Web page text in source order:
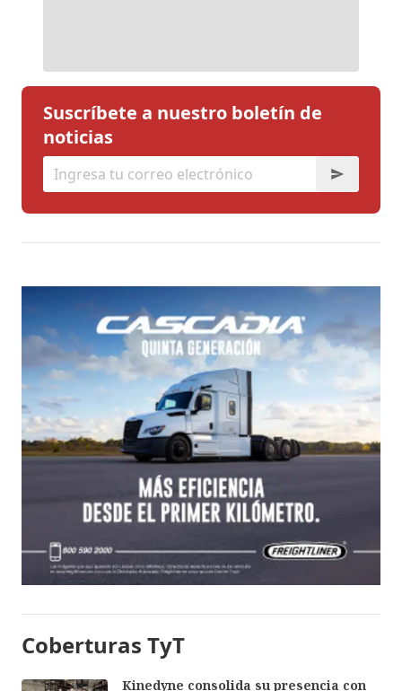
Suscríbete a nuestro boletín de
noticias
Coberturas TyT
Kinedyne consolida su presencia con